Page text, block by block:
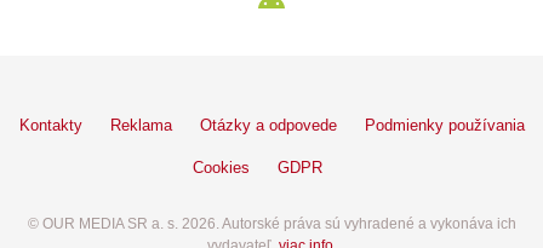
Kontakty Reklama Otázky a odpovede Podmienky používania
Cookies GDPR
© OUR MEDIA SR a. s. 2026. Autorské práva sú vyhradené a vykonáva ich